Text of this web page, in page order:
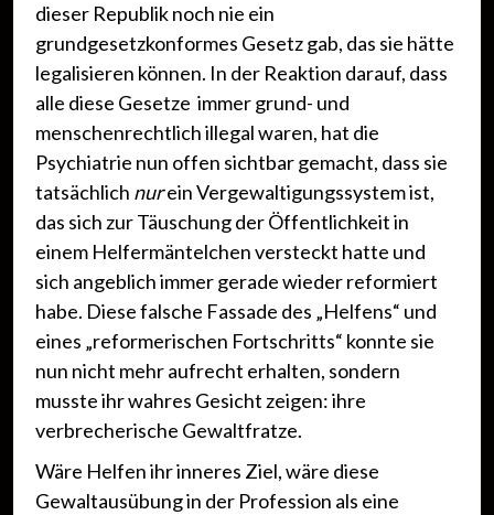
dieser Republik noch nie ein
grundgesetzkonformes Gesetz gab, das sie hätte
legalisieren können. In der Reaktion darauf, dass
alle diese Gesetze immer grund- und
menschenrechtlich illegal waren, hat die
Psychiatrie nun offen sichtbar gemacht, dass sie
tatsächlich nurein Vergewaltigungssystem ist,
das sich zur Täuschung der Öffentlichkeit in
einem Helfermäntelchen versteckt hatte und
sich angeblich immer gerade wieder reformiert
habe. Diese falsche Fassade des „Helfens“ und
eines „reformerischen Fortschritts“ konnte sie
nun nicht mehr aufrecht erhalten, sondern
musste ihr wahres Gesicht zeigen: ihre
verbrecherische Gewaltfratze.
Wäre Helfen ihr inneres Ziel, wäre diese
Gewaltausübung in der Profession als eine